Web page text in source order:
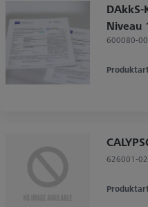
Niveau
600080-
Produktart
626001-
Produktart